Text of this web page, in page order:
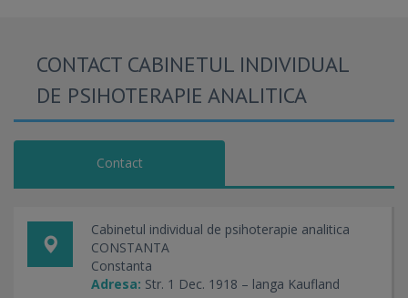
CONTACT CABINETUL INDIVIDUAL
DE PSIHOTERAPIE ANALITICA
Contact
Cabinetul individual de psihoterapie analitica
CONSTANTA
Constanta
Adresa: Str. 1 Dec. 1918 – langa Kaufland